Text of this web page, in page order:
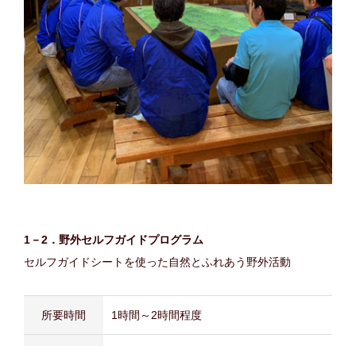
1－2．野外セルフガイドプログラム
セルフガイドシートを使った自然とふれあう野外活動
所要時間 1時間～2時間程度